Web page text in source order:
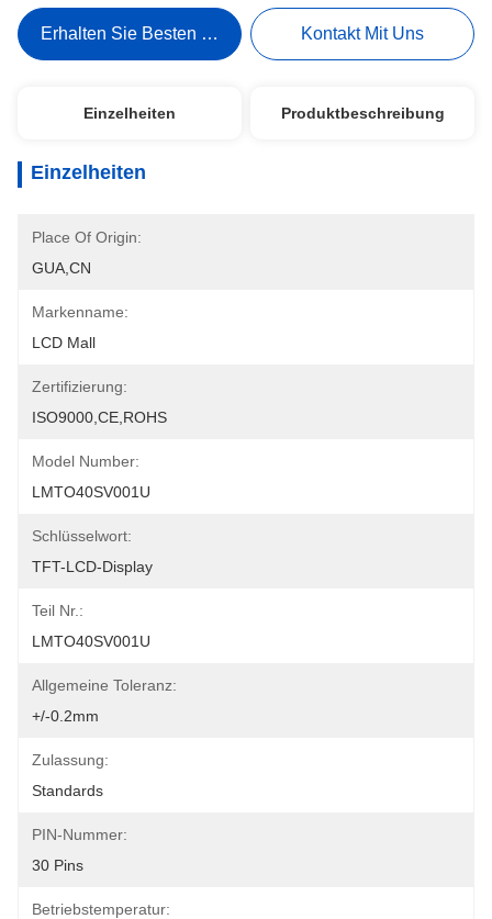
Erhalten Sie Besten Preis Kontakt Mit Uns
Einzelheiten Produktbeschreibung
Einzelheiten
Place Of Origin:
GUA,CN
Markenname:
LCD Mall
Zertifizierung:
ISO9000,CE,ROHS
Model Number:
LMTO40SV001U
Schlüsselwort:
TFT-LCD-Display
Teil Nr.:
LMTO40SV001U
Allgemeine Toleranz:
+/-0.2mm
Zulassung:
Standards
PIN-Nummer:
30 Pins
Betriebstemperatur: